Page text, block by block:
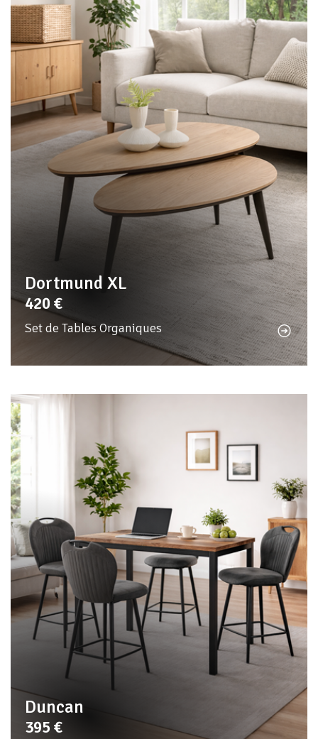
Dortmund XL
420 €
Set de Tables Organiques
Duncan
395 €